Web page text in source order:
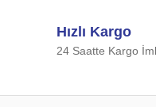
Hızlı Kargo
24 Saatte Kargo